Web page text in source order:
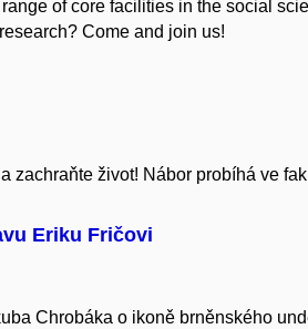
of core facilities in the social
Come and join us!
zachraňte život! Nábor probíhá ve
Eriku Fričovi
Chrobáka o ikoně brněnského